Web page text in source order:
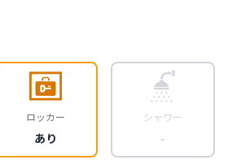
ロッカー
あり
シャワー
-